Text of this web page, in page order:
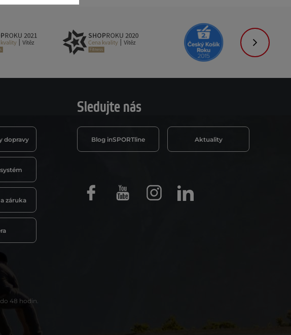
dopravy
záruka
Sledujte nás
Blog inSPORTline Aktuality
FacebookYoutube InstagramLinkedIn
48 hodin.